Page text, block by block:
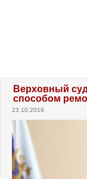
Верховный
способом
23.10.2019.